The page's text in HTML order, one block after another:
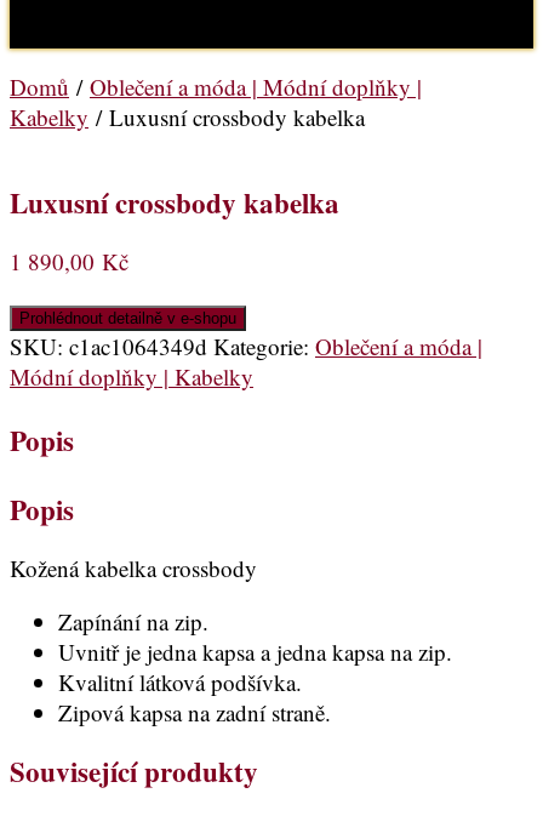
Domů / Oblečení a móda | Módní doplňky |
Kabelky / Luxusní crossbody kabelka
Luxusní crossbody kabelka
1 890,00 Kč
Prohlédnout detailně v e-shopu
SKU: c1ac1064349d Kategorie: Oblečení a móda |
Módní doplňky | Kabelky
Popis
Popis
Kožená kabelka crossbody
Zapínání na zip.
Uvnitř je jedna kapsa a jedna kapsa na zip.
Kvalitní látková podšívka.
Zipová kapsa na zadní straně.
Související produkty